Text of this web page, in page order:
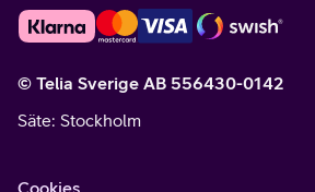
© Telia Sverige AB 556430-0142
Säte: Stockholm
Cookies